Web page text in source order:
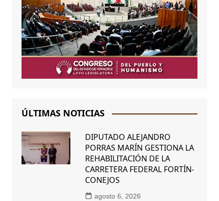
ÚLTIMAS NOTICIAS
DIPUTADO ALEJANDRO
PORRAS MARÍN GESTIONA LA
REHABILITACIÓN DE LA
CARRETERA FEDERAL FORTÍN-
CONEJOS
agosto 6, 2026